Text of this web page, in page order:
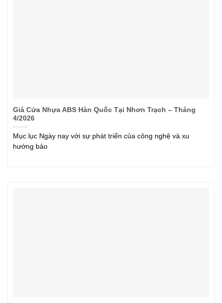
Giá Cửa Nhựa ABS Hàn Quốc Tại Nhơn Trạch – Tháng
4/2026
Mục lục Ngày nay với sự phát triển của công nghệ và xu
hướng bảo